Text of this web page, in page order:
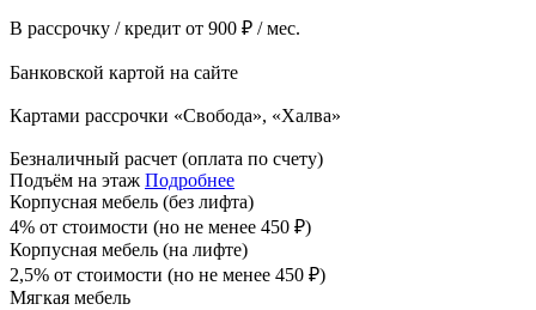
В рассрочку / кредит от 900 ₽ / мес.
Банковской картой на сайте
Картами рассрочки «Свобода», «Халва»
Безналичный расчет (оплата по счету)
Подъём на этаж Подробнее
Корпусная мебель (без лифта)
4% от стоимости (но не менее 450 ₽)
Корпусная мебель (на лифте)
2,5% от стоимости (но не менее 450 ₽)
Мягкая мебель